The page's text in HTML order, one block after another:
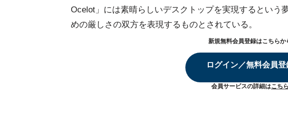
Ocelot」には素晴らしいデスクトップを実現するという
めの厳しさの双方を表現するものとされている。
新規無料会員登録はこちらか
ログイン／無料会員登
会員サービスの詳細はこちら